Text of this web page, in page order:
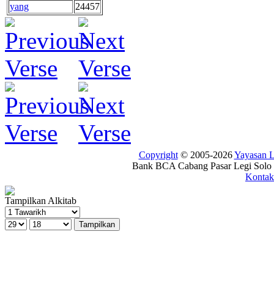
yang
24457
Copyright© 2005-2026Yayasan
Bank BCA Cabang Pasar Legi
Kontak
Tampilkan Alkitab